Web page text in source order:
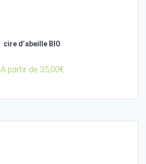
cire d’abeille BIO
A partir de 35,00€